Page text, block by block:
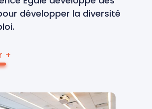
développer la diversité
+